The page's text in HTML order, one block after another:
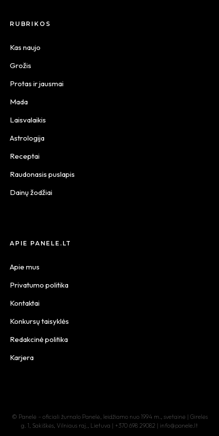
RUBRIKOS
Kas naujo
Grožis
Protas ir jausmai
Mada
Laisvalaikis
Astrologija
Receptai
Raudonasis puslapis
Dainų žodžiai
APIE PANELE.LT
Apie mus
Privatumo politika
Kontaktai
Konkursų taisyklės
Redakcinė politika
Karjera
© Panelė – oficiali žurnalo Panelė, leidžiamo nuo 1994 m., svetainė | Girelės
g. 1, Sakiškės, Vilniaus raj., Lietuva | +370 698 29082 | info@panele.lt